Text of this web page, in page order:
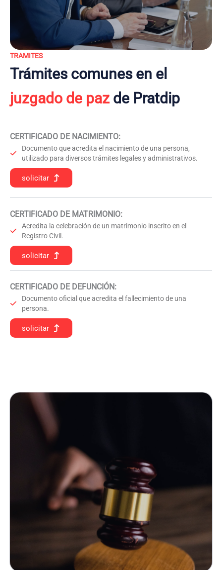
TRAMITES
Trámites comunes en el
juzgado de pazde Pratdip
CERTIFICADO DE NACIMIENTO:
Documento que acredita el nacimiento de una persona,
utilizado para diversos trámites legales y administrativos.
solicitar
CERTIFICADO DE MATRIMONIO:
Acredita la celebración de un matrimonio inscrito en el
Registro Civil.
solicitar
CERTIFICADO DE DEFUNCIÓN:
Documento oficial que acredita el fallecimiento de una
persona.
solicitar